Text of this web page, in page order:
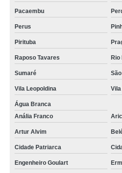
Pacaembu
Perus
Pirituba
Raposo Tavares Rio
Sumaré
Vila Leopoldina Vila
Água Branca
Anália Franco
Artur Alvim
Cidade Patriarca
Engenheiro Goulart